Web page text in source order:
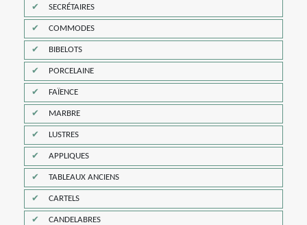
SECRÉTAIRES
COMMODES
BIBELOTS
PORCELAINE
FAÏENCE
MARBRE
LUSTRES
APPLIQUES
TABLEAUX ANCIENS
CARTELS
CANDELABRES